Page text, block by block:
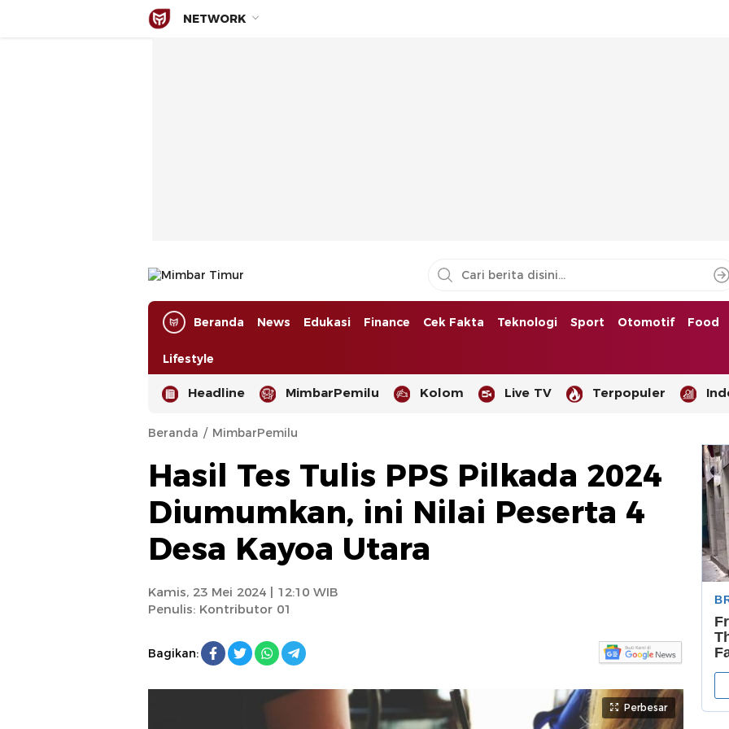
NETWORK
Mimbar Timur
Media Berjaringan Indonesia Timur
Beranda
News Edukasi Finance Cek Fakta Teknologi Sport Otomotif Food
Lifestyle
Headline MimbarPemilu Kolom Live TV Terpopuler
Beranda MimbarPemilu
Hasil Tes Tulis PPS Pilkada 2024
Diumumkan, ini Nilai Peserta 4
Desa Kayoa Utara
Penulis: Kontributor 01
Kamis, 23 Mei 2024 | 12:10 WIB
Bagikan:
Perbesar
--